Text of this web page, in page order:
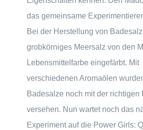
das gemeinsame
Bei der Herstellung von
grobkörniges Meersalz von den
Lebensmittelfarbe eingefärbt. Mit
verschiedenen Aromaölen
Badesalze noch mit der richtigen
versehen. Nun wartet noch das
Experiment auf die Power Girls: